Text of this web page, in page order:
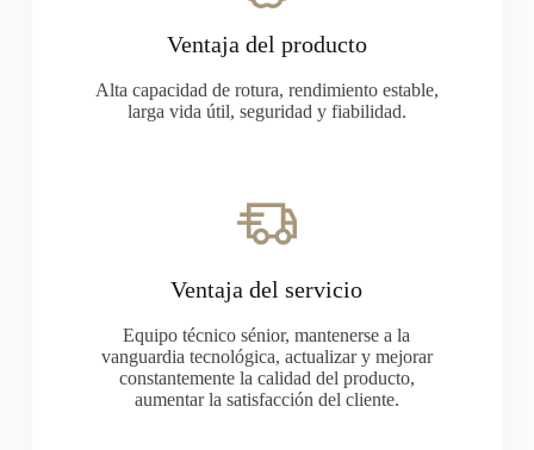
Ventaja del producto
Alta capacidad de rotura, rendimiento estable,
larga vida útil, seguridad y fiabilidad.
Ventaja del servicio
Equipo técnico sénior, mantenerse a la
vanguardia tecnológica, actualizar y mejorar
constantemente la calidad del producto,
aumentar la satisfacción del cliente.